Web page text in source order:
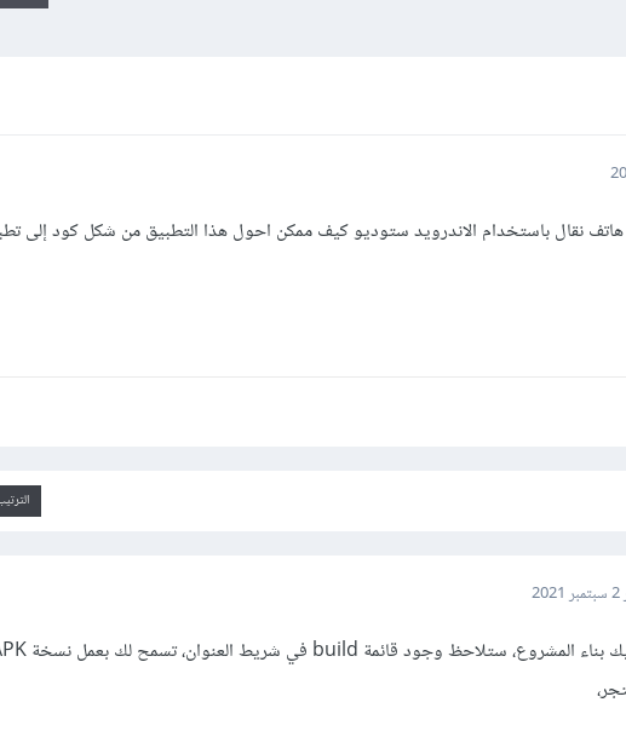
نقال باستخدام الاندرويد ستوديو كيف ممكن احول هذا التطبيق من شكل كود إلى
2 سبتمبر 2021